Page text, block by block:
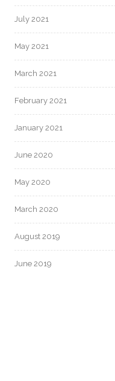
July 2021
May 2021
March 2021
February 2021
January 2021
June 2020
May 2020
March 2020
August 2019
June 2019